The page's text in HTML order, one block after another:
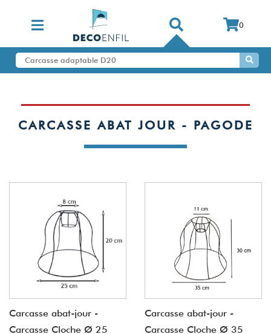
0
CARCASSE ABAT JOUR - PAGODE
Carcasse abat-jour -
Carcasse Cloche Ø 25
Carcasse abat-jour -
Carcasse Cloche Ø 35